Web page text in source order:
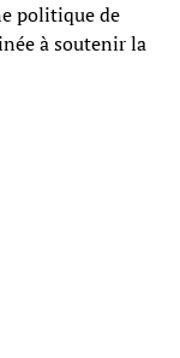
politique de
à soutenir la